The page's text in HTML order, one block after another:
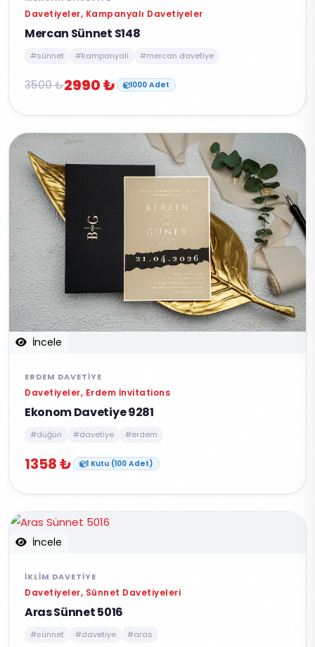
Davetiyeler, Kampanyalı Davetiyeler
Mercan Sünnet S148
#sünnet #kampanyali #mercan davetiye
3500 ₺2990 ₺ 1000 Adet
İncele
ERDEM DAVETIYE
Davetiyeler, Erdem İnvitations
Ekonom Davetiye 9281
#düğün #davetiye #erdem
1358 ₺ 1 Kutu (100 Adet)
İncele
İKLIM DAVETIYE
Davetiyeler, Sünnet Davetiyeleri
Aras Sünnet 5016
#sünnet #davetiye #aras